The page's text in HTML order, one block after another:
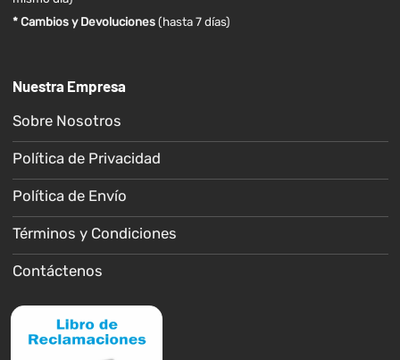
* Cambios y Devoluciones (hasta 7 días)
Nuestra Empresa
Sobre Nosotros
Política de Privacidad
Política de Envío
Términos y Condiciones
Contáctenos